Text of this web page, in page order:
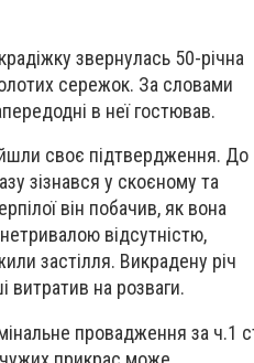
звернулась 50-річна
сережок. За словами
в неї гостював.
своє підтвердження. До
зізнався у скоєному та
він побачив, як вона
відсутністю,
застілля. Викрадену річ
витратив на розваги.
провадження за ч.1